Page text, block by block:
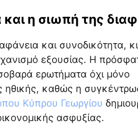
η σιωπή της
και συνοδικότητα,
εξουσίας. Η
ερωτήματα όχι μόνο
ηθικής, καθώς η
Κύπρου Γεωργίου
ασφυξίας.